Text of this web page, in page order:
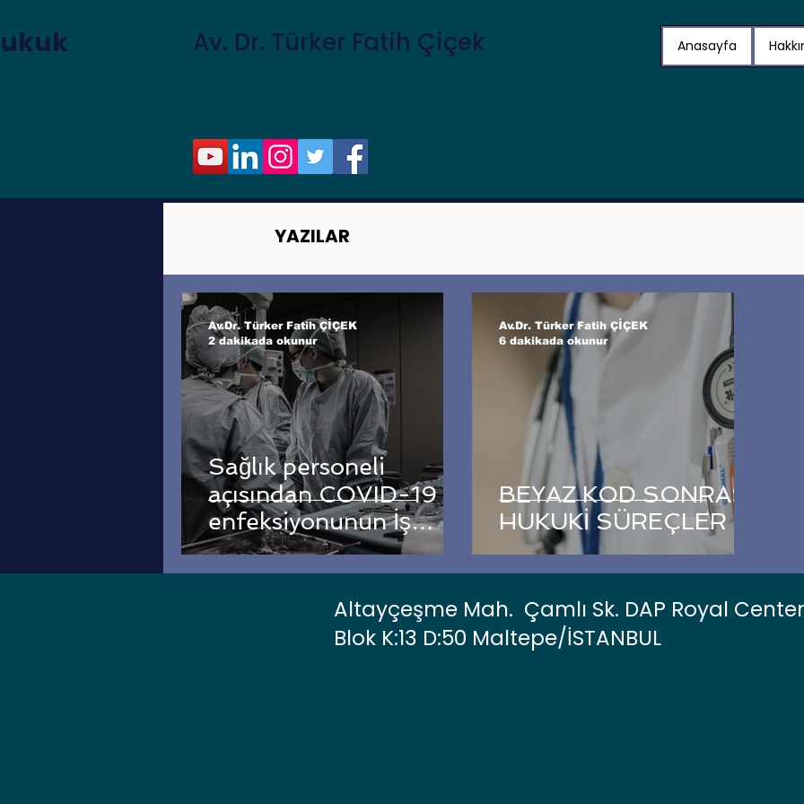
Av. Dr. Türker Fatih Çiçek Anasayfa
Sağlık personeli
açısından COVID-19
enfeksiyonunun İş
Kazası Kapsamında
Değerlendirilmesi
Av.Dr. Türker Fatih ÇİÇEK
2 dakikada okunur
BEYAZ KOD SONRASI
HUKUKİ SÜREÇLER
Av.Dr. Türker Fatih ÇİÇEK
6 dakikada okunur
YAZILAR
Altayçeşme Mah. Çamlı Sk. DAP Royal
Blok K:13 D:50 Maltepe/İSTANBUL